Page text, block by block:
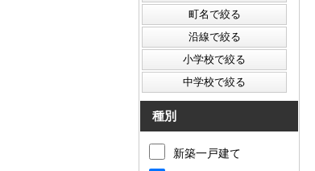
種別
新築一戸建て